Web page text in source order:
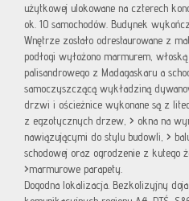
użytkowej ulokowane na czterech
ok. 10 samochodów. Budynek
Wnętrze zostało odrestaurowane z
podłogi wyłożono marmurem,
palisandrowego z Madagaskaru a
samoczyszczącą wykładziną
drzwi i ościeżnice wykonane są z
z egzotycznych drzew, > okna na
nawiązującymi do stylu budowli, >
schodowej oraz ogrodzenie z kutego
>marmurowe parapety.
Dogodna lokalizacja. Bezkolizyjny